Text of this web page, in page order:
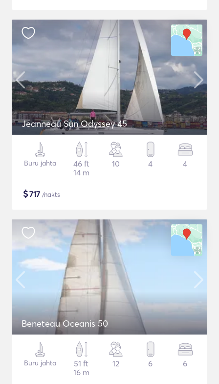
Jeanneau Sun Odyssey 45
Buru jahta
46 ft
14 m
10 4 4
$717 /nakts
Beneteau Oceanis 50
Buru jahta
51 ft
16 m
12 6 6